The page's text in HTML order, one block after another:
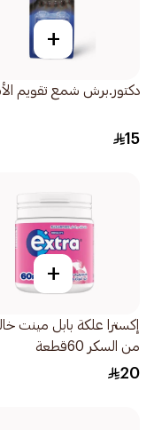
+
دكتور.برش شمع تقويم
15
+
إكسترا علكة بابل مينت
من السكر 60قطعة
20